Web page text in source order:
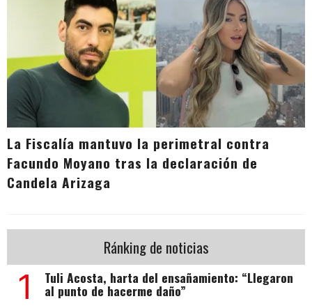
La Fiscalía mantuvo la perimetral contra
Facundo Moyano tras la declaración de
Candela Arizaga
Ránking de noticias
1 Tuli Acosta, harta del ensañamiento: “Llegaron
al punto de hacerme daño”